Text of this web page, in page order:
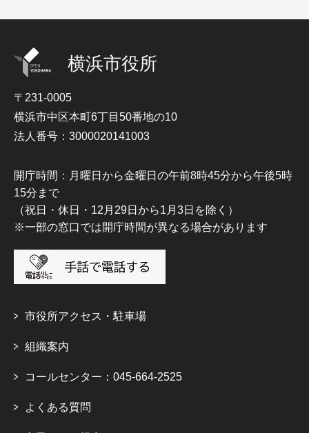
横浜市役所
〒231-0005
横浜市中区本町6丁目50番地の10
法人番号：3000020141003
開庁時間：月曜日から金曜日の午前8時45分から午後5時
15分まで
（祝日・休日・12月29日から1月3日を除く）
※一部の窓口では開庁時間が異なる場合があります
市役所アクセス・駐車場
組織案内
コールセンター：045-664-2525
よくある質問